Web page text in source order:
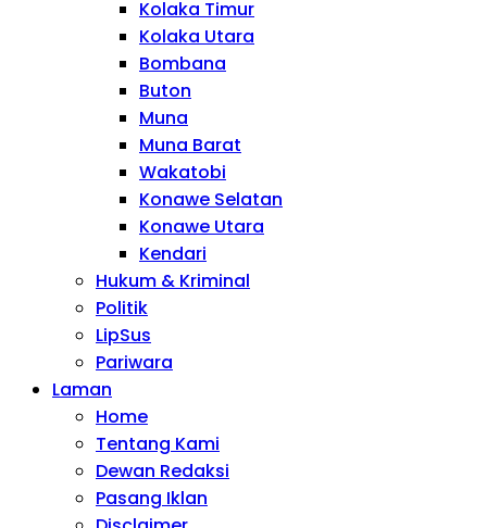
Kolaka Timur
Kolaka Utara
Bombana
Buton
Muna
Muna Barat
Wakatobi
Konawe Selatan
Konawe Utara
Kendari
Hukum & Kriminal
Politik
LipSus
Pariwara
Laman
Home
Tentang Kami
Dewan Redaksi
Pasang Iklan